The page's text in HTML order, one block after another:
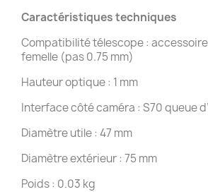
Caractéristiques techniques
Compatibilité télescope :
femelle (pas 0.75 mm)
Hauteur optique : 1 mm
Interface côté caméra : S70 queue
Diamètre utile : 47 mm
Diamètre extérieur : 75 mm
Poids : 0.03 kg